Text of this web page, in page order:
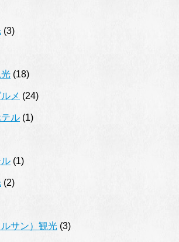
(3)
(18)
メ (24)
ル (1)
(1)
(2)
サン）観光 (3)